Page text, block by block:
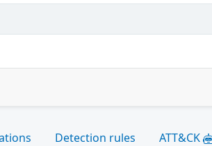
Detection rules ATT&CK